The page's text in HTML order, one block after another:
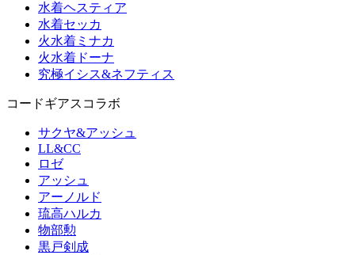
水着ヘスティア
水着セッカ
火水着ミナカ
火水着ドーナ
究極イシス&ネフティス
コードギアスコラボ
サクヤ&アッシュ
LL&CC
ロゼ
アッシュ
アーノルド
琉高ハルカ
物部勲
黒戸剣成